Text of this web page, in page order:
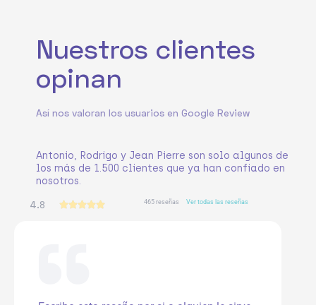
Nuestros clientes
opinan
Así nos valoran los usuarios en Google Review
Antonio, Rodrigo y Jean Pierre son solo algunos de
los más de 1.500 clientes que ya han confiado en
nosotros.
4.8 V
465 reseñasVer todas las reseñas